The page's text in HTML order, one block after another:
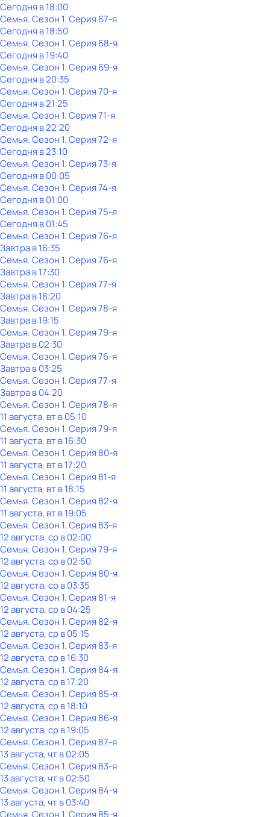
Сегодня в 18:00
Семья. Сезон 1. Серия 67-я
Сегодня в 18:50
Семья. Сезон 1. Серия 68-я
Сегодня в 19:40
Семья. Сезон 1. Серия 69-я
Сегодня в 20:35
Семья. Сезон 1. Серия 70-я
Сегодня в 21:25
Семья. Сезон 1. Серия 71-я
Сегодня в 22:20
Семья. Сезон 1. Серия 72-я
Сегодня в 23:10
Семья. Сезон 1. Серия 73-я
Сегодня в 00:05
Семья. Сезон 1. Серия 74-я
Сегодня в 01:00
Семья. Сезон 1. Серия 75-я
Сегодня в 01:45
Семья. Сезон 1. Серия 76-я
Завтра в 16:35
Семья. Сезон 1. Серия 76-я
Завтра в 17:30
Семья. Сезон 1. Серия 77-я
Завтра в 18:20
Семья. Сезон 1. Серия 78-я
Завтра в 19:15
Семья. Сезон 1. Серия 79-я
Завтра в 02:30
Семья. Сезон 1. Серия 76-я
Завтра в 03:25
Семья. Сезон 1. Серия 77-я
Завтра в 04:20
Семья. Сезон 1. Серия 78-я
11 августа, вт в 05:10
Семья. Сезон 1. Серия 79-я
11 августа, вт в 16:30
Семья. Сезон 1. Серия 80-я
11 августа, вт в 17:20
Семья. Сезон 1. Серия 81-я
11 августа, вт в 18:15
Семья. Сезон 1. Серия 82-я
11 августа, вт в 19:05
Семья. Сезон 1. Серия 83-я
12 августа, ср в 02:00
Семья. Сезон 1. Серия 79-я
12 августа, ср в 02:50
Семья. Сезон 1. Серия 80-я
12 августа, ср в 03:35
Семья. Сезон 1. Серия 81-я
12 августа, ср в 04:25
Семья. Сезон 1. Серия 82-я
12 августа, ср в 05:15
Семья. Сезон 1. Серия 83-я
12 августа, ср в 16:30
Семья. Сезон 1. Серия 84-я
12 августа, ср в 17:20
Семья. Сезон 1. Серия 85-я
12 августа, ср в 18:10
Семья. Сезон 1. Серия 86-я
12 августа, ср в 19:05
Семья. Сезон 1. Серия 87-я
13 августа, чт в 02:05
Семья. Сезон 1. Серия 83-я
13 августа, чт в 02:50
Семья. Сезон 1. Серия 84-я
13 августа, чт в 03:40
Семья. Сезон 1. Серия 85-я